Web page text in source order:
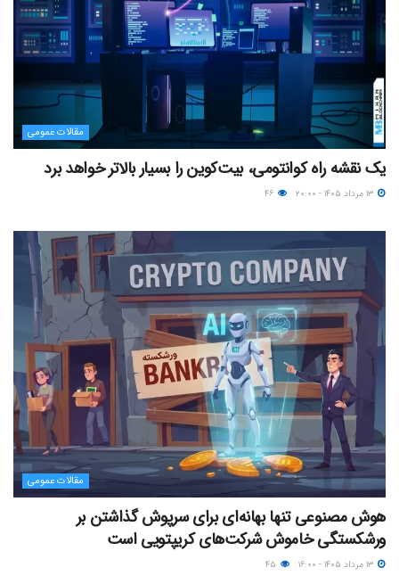
مقالات عمومی
یک نقشه راه کوانتومی، بیت‌کوین را بسیار بالاتر خواهد برد
مقالات عمومی
هوش مصنوعی تنها بهانه‌ای برای سرپوش گذاشتن بر
ورشکستگی خاموش شرکت‌های کریپتویی است